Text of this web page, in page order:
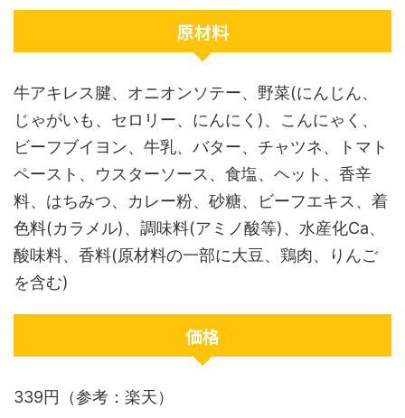
原材料
牛アキレス腱、オニオンソテー、野菜(にんじん、
じゃがいも、セロリー、にんにく)、こんにゃく、
ビーフブイヨン、牛乳、バター、チャツネ、トマト
ペースト、ウスターソース、食塩、ヘット、香辛
料、はちみつ、カレー粉、砂糖、ビーフエキス、着
色料(カラメル)、調味料(アミノ酸等)、水産化Ca、
酸味料、香料(原材料の一部に大豆、鶏肉、りんご
を含む)
価格
339円（参考：楽天）